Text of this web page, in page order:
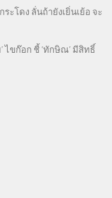
ะโดง ลั่นถ้ายังเยิ่นเย้อ จะ
ไขก๊อก ชี้ ‘ทักษิณ’ มีสิทธิ์